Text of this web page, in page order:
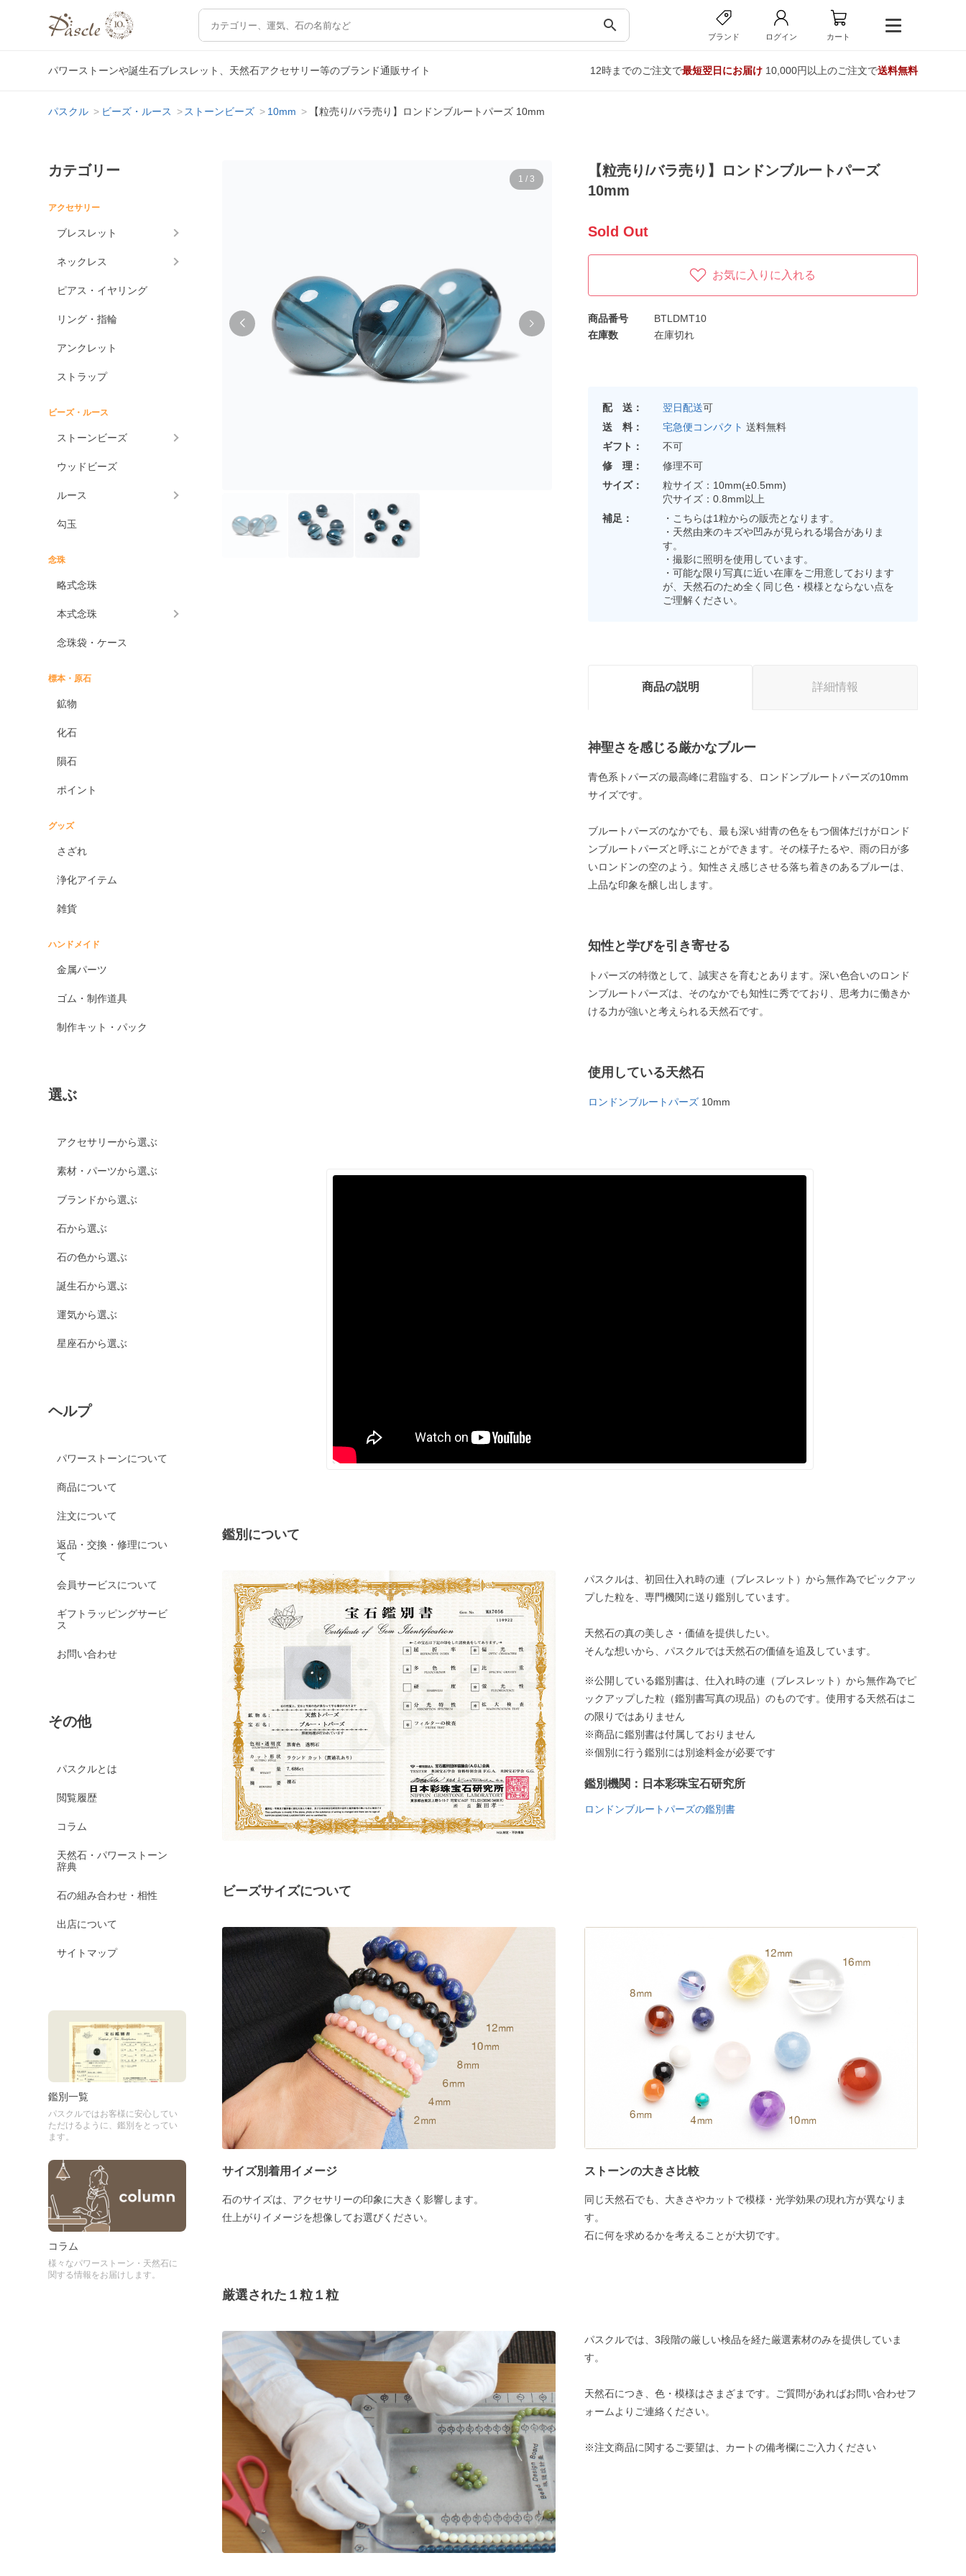
search
ブランド ログイン カート
パワーストーンや誕生石ブレスレット、天然石アクセサリー等のブランド通販サイト 12時までのご注文で最短翌日にお届け10,000円以上のご注文で送料無料
パスクル ビーズ・ルース ストーンビーズ 10mm 【粒売り/バラ売り】ロンドンブルートパーズ 10mm
カテゴリー
アクセサリー
ブレスレット
ネックレス
ピアス・イヤリング
リング・指輪
アンクレット
ストラップ
ビーズ・ルース
ストーンビーズ
ウッドビーズ
ルース
勾玉
念珠
略式念珠
本式念珠
念珠袋・ケース
標本・原石
鉱物
化石
隕石
ポイント
グッズ
さざれ
浄化アイテム
雑貨
ハンドメイド
金属パーツ
ゴム・制作道具
制作キット・パック
選ぶ
アクセサリーから選ぶ
素材・パーツから選ぶ
ブランドから選ぶ
石から選ぶ
石の色から選ぶ
誕生石から選ぶ
運気から選ぶ
星座石から選ぶ
ヘルプ
パワーストーンについて
商品について
注文について
返品・交換・修理につい
て
会員サービスについて
ギフトラッピングサービ
ス
お問い合わせ
その他
パスクルとは
閲覧履歴
コラム
天然石・パワーストーン
辞典
石の組み合わせ・相性
出店について
サイトマップ
鑑別一覧
パスクルではお客様に安心してい
ただけるように、鑑別をとってい
ます。
コラム
様々なパワーストーン・天然石に
関する情報をお届けします。
1 / 3
【粒売り/バラ売り】ロンドンブルートパーズ
10mm
Sold Out
お気に入りに入れる
商品番号
BTLDMT10
在庫数
在庫切れ
配 送： 翌日配送可
送 料：
宅急便コンパクト 送料無料
ギフト：
不可
修 理：
修理不可
サイズ：
粒サイズ：10mm(±0.5mm)
穴サイズ：0.8mm以上
補足：
・こちらは1粒からの販売となります。
・天然由来のキズや凹みが見られる場合がありま
す。
・撮影に照明を使用しています。
・可能な限り写真に近い在庫をご用意しております
が、天然石のため全く同じ色・模様とならない点を
ご理解ください。
商品の説明 詳細情報
神聖さを感じる厳かなブルー
青色系トパーズの最高峰に君臨する、ロンドンブルートパーズの10mm
サイズです。
ブルートパーズのなかでも、最も深い紺青の色をもつ個体だけがロンド
ンブルートパーズと呼ぶことができます。その様子たるや、雨の日が多
いロンドンの空のよう。知性さえ感じさせる落ち着きのあるブルーは、
上品な印象を醸し出します。
知性と学びを引き寄せる
トパーズの特徴として、誠実さを育むとあります。深い色合いのロンド
ンブルートパーズは、そのなかでも知性に秀でており、思考力に働きか
ける力が強いと考えられる天然石です。
使用している天然石
ロンドンブルートパーズ10mm
鑑別について
パスクルは、初回仕入れ時の連（ブレスレット）から無作為でピックアッ
プした粒を、専門機関に送り鑑別しています。
天然石の真の美しさ・価値を提供したい。
そんな想いから、パスクルでは天然石の価値を追及しています。
※公開している鑑別書は、仕入れ時の連（ブレスレット）から無作為でピ
ックアップした粒（鑑別書写真の現品）のものです。使用する天然石はこ
の限りではありません
※商品に鑑別書は付属しておりません
※個別に行う鑑別には別途料金が必要です
鑑別機関：日本彩珠宝石研究所
ロンドンブルートパーズの鑑別書
ビーズサイズについて
サイズ別着用イメージ
石のサイズは、アクセサリーの印象に大きく影響します。
仕上がりイメージを想像してお選びください。
ストーンの大きさ比較
同じ天然石でも、大きさやカットで模様・光学効果の現れ方が異なりま
す。
石に何を求めるかを考えることが大切です。
厳選された１粒１粒
パスクルでは、3段階の厳しい検品を経た厳選素材のみを提供していま
す。
天然石につき、色・模様はさまざまです。ご質問があればお問い合わせフ
ォームよりご連絡ください。
※注文商品に関するご要望は、カートの備考欄にご入力ください